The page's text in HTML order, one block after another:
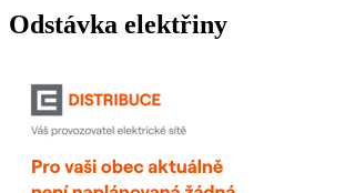
Odstávka elektřiny